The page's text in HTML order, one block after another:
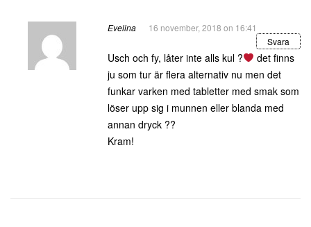
Evelina
16 november, 2018 on 16:41
Svara
Usch och fy, låter inte alls kul ?
det finns
ju som tur är flera alternativ nu men det
funkar varken med tabletter med smak som
löser upp sig i munnen eller blanda med
annan dryck ??
Kram!